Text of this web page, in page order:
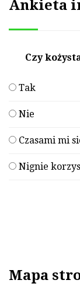
Ankieta
Czy
Tak
Nie
Czasami mi
Nignie
Mapa